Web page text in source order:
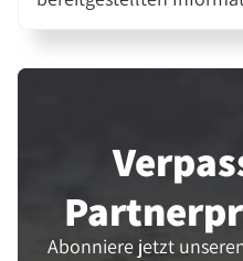
Abonniere jetzt